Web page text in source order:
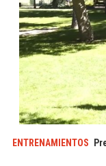
ENTRENAMIENTOS